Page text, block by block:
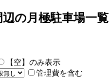
辺の月極駐車場一覧
【空】のみ表示
管理費を含む